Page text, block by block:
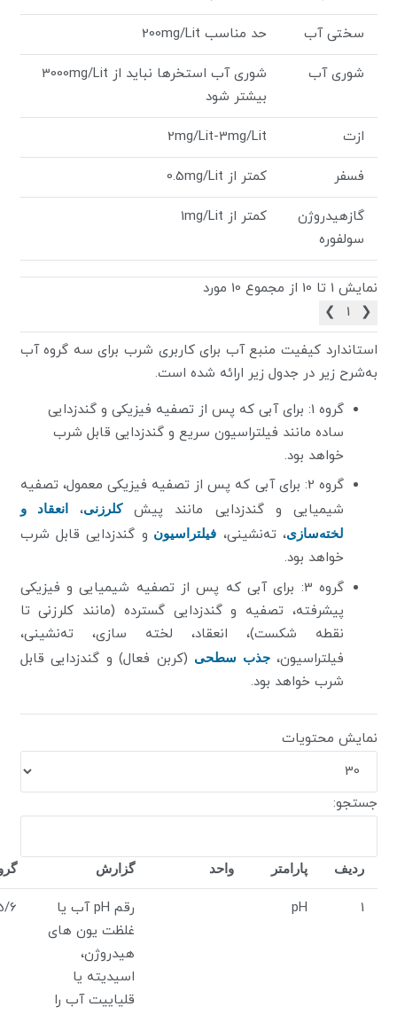
سختی آب حد مناسب 200mg/Lit
شوری آب
شوری آب استخرها نباید از 3000mg/Lit
بیشتر شود
ازت 2mg/Lit-3mg/Lit
فسفر کمتر از 0.5mg/Lit
گازهیدروژن
سولفوره
کمتر از 1mg/Lit
نمایش 1 تا 10 از مجموع 10 مورد
❮
1
❯
استاندارد كيفيت منبع آب برای کاربری شرب برای سه گروه آب
به‌شرح زیر در جدول زیر ارائه شده است.
گروه 1: برای آبی که پس از تصفیه فیزیکی و گندزدایی
ساده مانند فیلتراسیون سریع و گندزدایی قابل شرب
خواهد بود.
گروه 2: برای آبی که پس از تصفیه فیزیکی معمول، تصفیه
شیمیایی و گندزدایی مانند پیشکلرزنی، انعقاد و
لخته‌سازی، ته‌نشینی، فیلتراسیون و گندزدایی قابل شرب
خواهد بود.
گروه 3: برای آبی که پس از تصفیه شیمیایی و فیزیکی
پیشرفته، تصفیه و گندزدایی گسترده (مانند کلرزنی تا
نقطه شکست)، انعقاد، لخته سازی، ته‌نشینی،
فیلتراسیون،جذب سطحی (کربن فعال) و گندزدایی قابل
شرب خواهد بود.
نمایش محتویات
جستجو:
ردیف پارامتر واحد گزارش
1
pH
رقم pH آب یا
غلظت یون های
هیدروژن،
اسیدیته یا
قلیاییت آب را
6